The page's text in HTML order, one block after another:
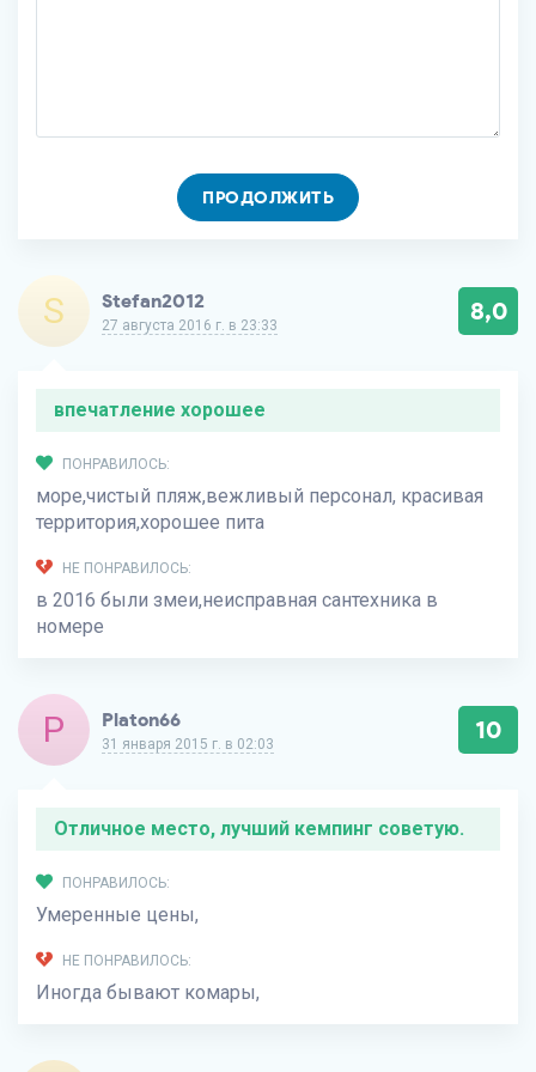
ПРОДОЛЖИТЬ
S Stefan2012
27 августа 2016 г. в 23:33 8,0
впечатление хорошее
ПОНРАВИЛОСЬ:
море,чистый пляж,вежливый персонал, красивая
территория,хорошее пита
НЕ ПОНРАВИЛОСЬ:
в 2016 были змеи,неисправная сантехника в
номере
P Platon66
31 января 2015 г. в 02:03 10
Отличное место, лучший кемпинг советую.
ПОНРАВИЛОСЬ:
Умеренные цены,
НЕ ПОНРАВИЛОСЬ:
Иногда бывают комары,